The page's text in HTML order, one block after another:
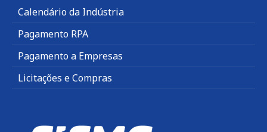
Calendário da Indústria
Pagamento RPA
Pagamento a Empresas
Licitações e Compras